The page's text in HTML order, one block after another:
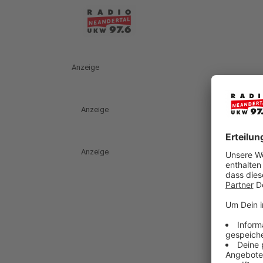
Anzeige
Anzeige
Anzeige